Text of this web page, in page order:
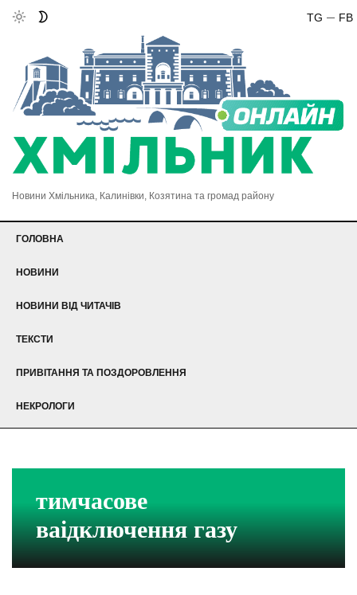
FB
TG
Новини Хмільника, Калинівки, Козятина та громад району
ГОЛОВНА
НОВИНИ
НОВИНИ ВІД ЧИТАЧІВ
ТЕКСТИ
ПРИВІТАННЯ ТА ПОЗДОРОВЛЕННЯ
НЕКРОЛОГИ
тимчасове
ваідключення газу